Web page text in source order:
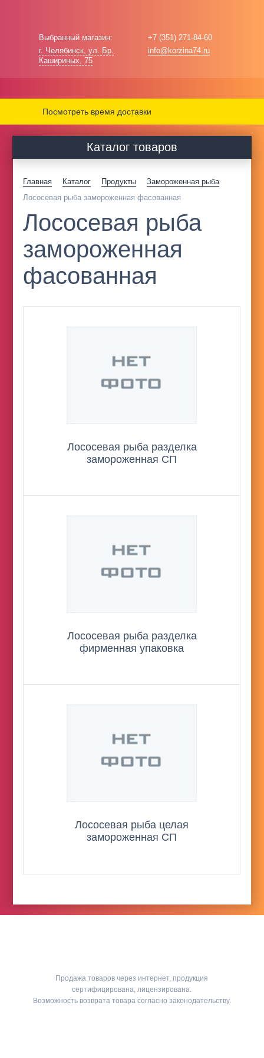
Выбранный магазин:
г. Челябинск, ул. Бр.
Кашириных, 75
+7 (351) 271-84-60
info@korzina74.ru
Посмотреть время доставки
Каталог товаров
Главная Каталог Продукты
Замороженная рыба
Лососевая рыба замороженная фасованная
Лососевая рыба
замороженная
фасованная
Лососевая рыба разделка
замороженная СП
Лососевая рыба разделка
фирменная упаковка
Лососевая рыба целая
замороженная СП
Продажа товаров через интернет, продукция
сертифицирована, лицензирована.
Возможность возврата товара согласно законодательству.